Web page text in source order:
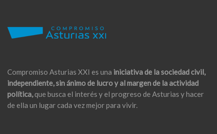
Compromiso Asturias XXI es una iniciativa de la sociedad civil,
independiente, sin ánimo de lucro y al margen de la actividad
política,que busca el interés y el progreso de Asturias y hacer
de ella un lugar cada vez mejor para vivir.